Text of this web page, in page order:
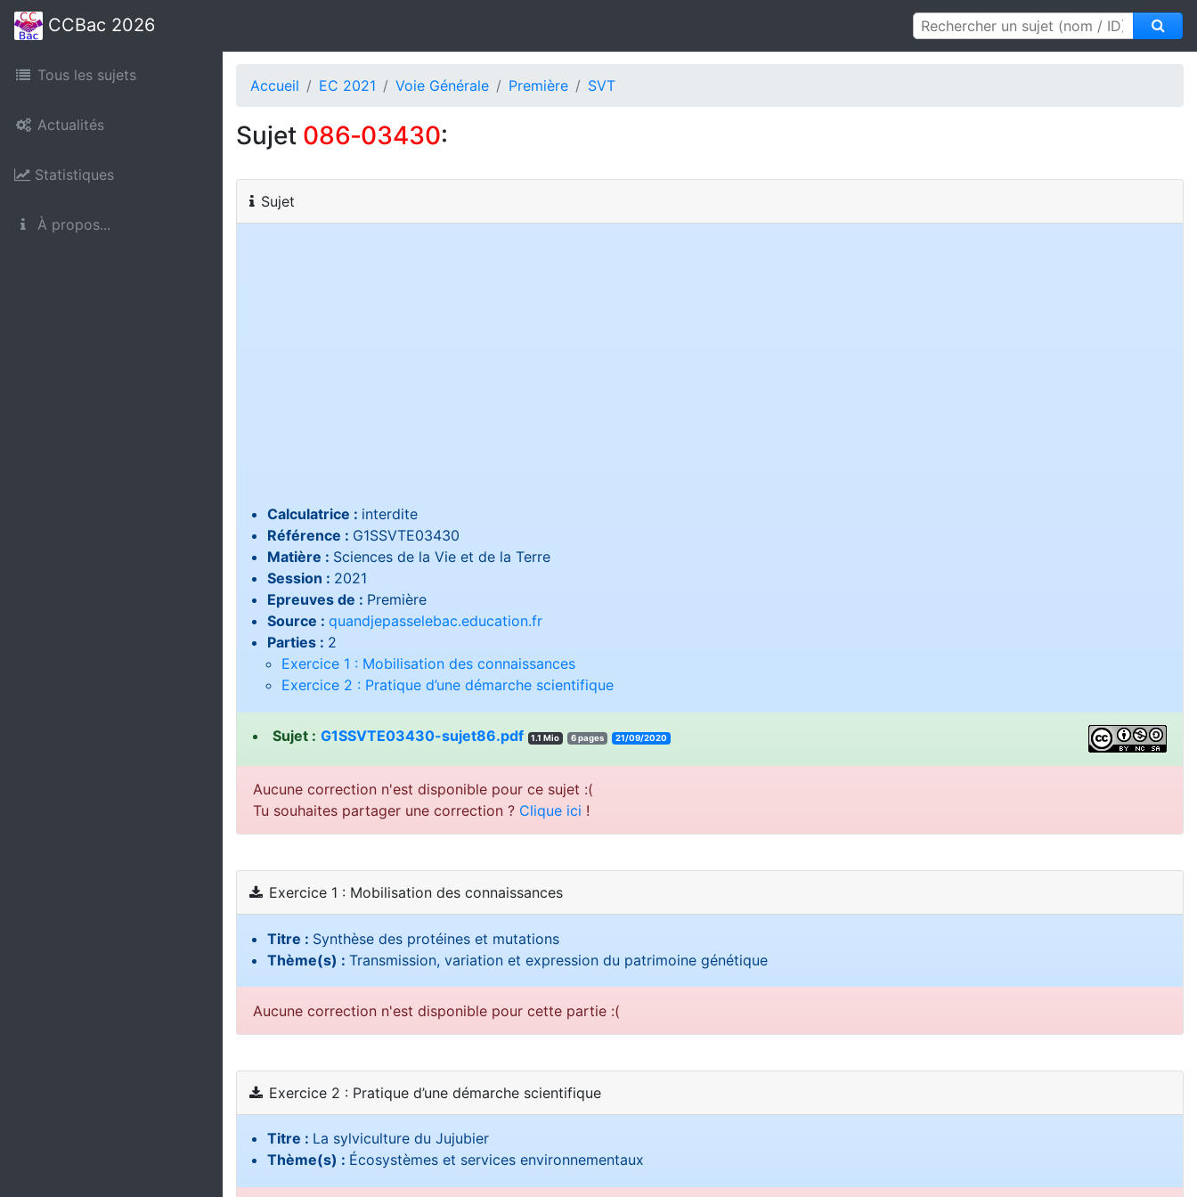
CCBac 2026
Tous les sujets
Actualités
Statistiques
À propos...
Accueil EC 2021 Voie Générale Première SVT
Sujet 086‑03430:
Sujet
Calculatrice : interdite
Référence : G1SSVTE03430
Matière : Sciences de la Vie et de la Terre
Session : 2021
Epreuves de : Première
Source : quandjepasselebac.education.fr
Parties : 2
Exercice 1 : Mobilisation des connaissances
Exercice 2 : Pratique d’une démarche scientifique
Sujet : G1SSVTE03430-sujet86.pdf 1.1 Mio 6 pages 21/09/2020
Aucune correction n'est disponible pour ce sujet :(
Tu souhaites partager une correction ? Clique ici !
Exercice 1 : Mobilisation des connaissances
Titre : Synthèse des protéines et mutations
Thème(s) : Transmission, variation et expression du patrimoine génétique
Aucune correction n'est disponible pour cette partie :(
Exercice 2 : Pratique d’une démarche scientifique
Titre : La sylviculture du Jujubier
Thème(s) : Écosystèmes et services environnementaux